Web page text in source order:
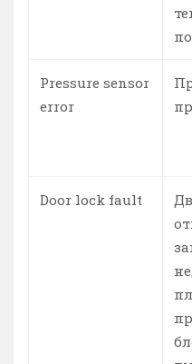
Pressure sensor
error
Door lock fault